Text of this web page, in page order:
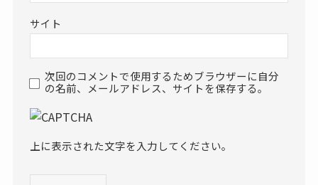
サイト
次回のコメントで使用するためブラウザーに自分
の名前、メールアドレス、サイトを保存する。
上に表示された文字を入力してください。